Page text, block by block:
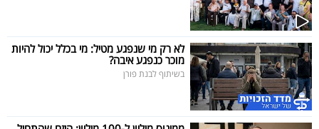
לא רק מי שנפגע מטיל: מי בכלל יכול להיות
מוכר כנפגע איבה?
בשיתוף לבנת פורן